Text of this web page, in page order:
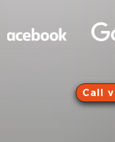
Call